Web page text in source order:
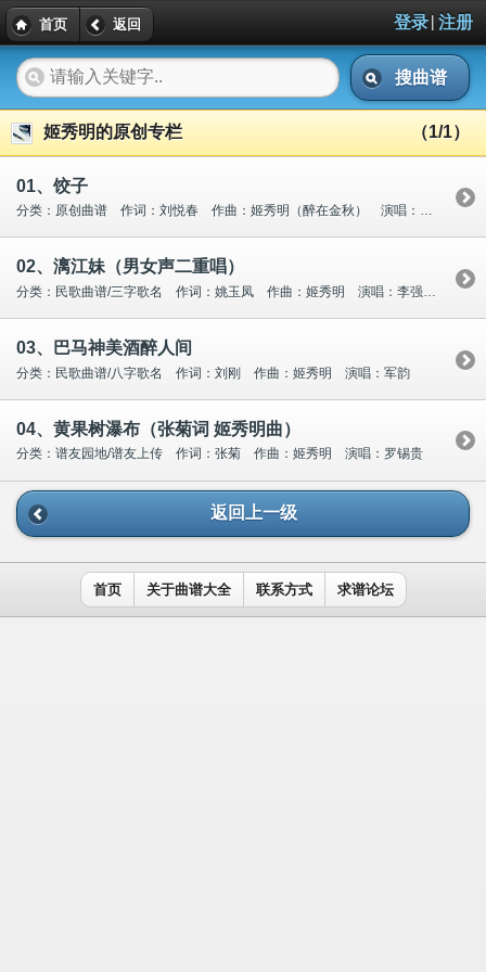
首页 返回 登录| 注册
搜曲谱
姬秀明的原创专栏 （1/1）
01、饺子
分类：原创曲谱 作词：刘悦春 作曲：姬秀明（醉在金秋） 演唱：暂无
02、漓江妹（男女声二重唱）
分类：民歌曲谱/三字歌名 作词：姚玉凤 作曲：姬秀明 演唱：李强年 高仕荣
03、巴马神美酒醉人间
分类：民歌曲谱/八字歌名 作词：刘刚 作曲：姬秀明 演唱：军韵
04、黄果树瀑布（张菊词 姬秀明曲）
分类：谱友园地/谱友上传 作词：张菊 作曲：姬秀明 演唱：罗锡贵
返回上一级
首页 关于曲谱大全 联系方式 求谱论坛